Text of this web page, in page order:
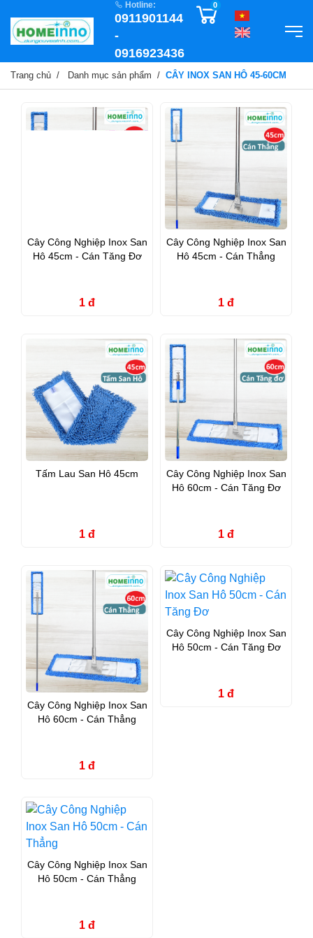
Hotline:
0911901144
-
0916923436
0
Trang chủ Danh mục sản phẩm CÂY INOX SAN HÔ 45-60CM
Cây Công Nghiệp Inox San
Hô 45cm - Cán Tăng Đơ
1 đ
Cây Công Nghiệp Inox San
Hô 45cm - Cán Thẳng
1 đ
Tấm Lau San Hô 45cm
1 đ
Cây Công Nghiệp Inox San
Hô 60cm - Cán Tăng Đơ
1 đ
Cây Công Nghiệp Inox San
Hô 60cm - Cán Thẳng
1 đ
Cây Công Nghiệp Inox San
Hô 50cm - Cán Tăng Đơ
1 đ
Cây Công Nghiệp Inox San
Hô 50cm - Cán Thẳng
1 đ